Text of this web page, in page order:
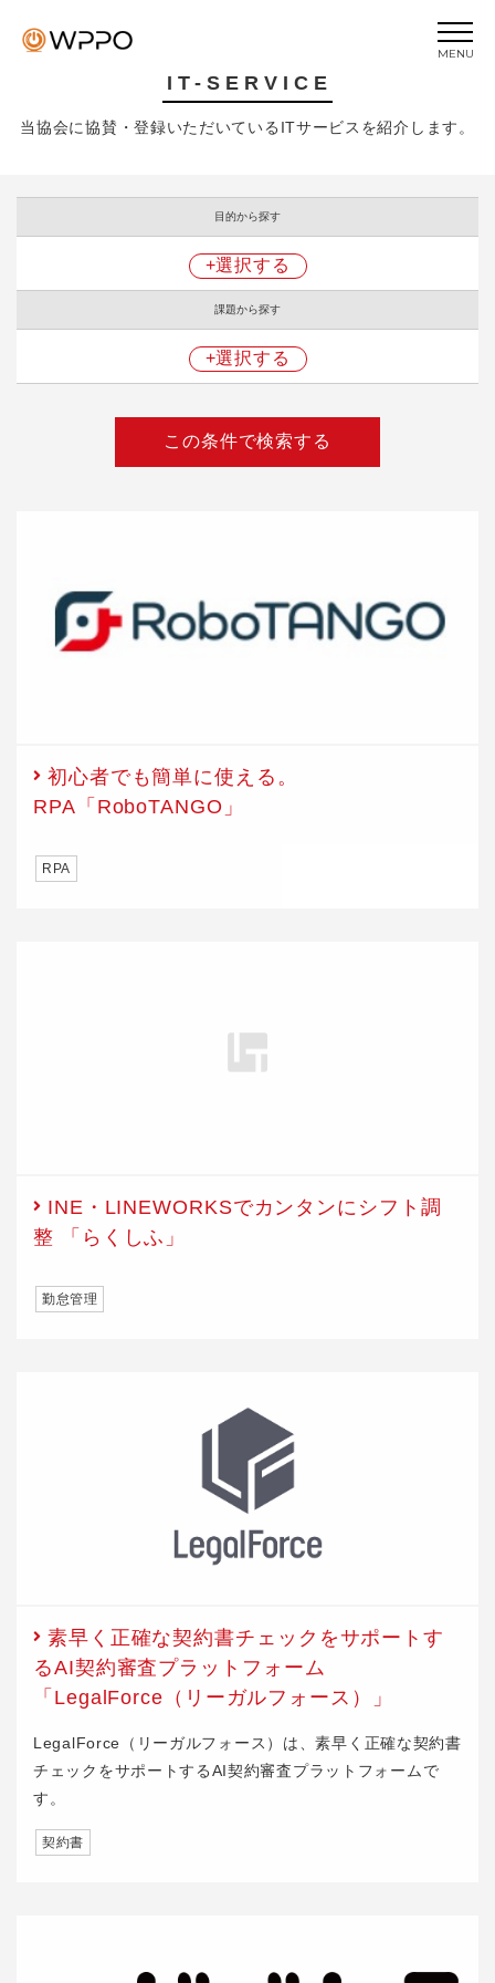
MENU
IT-SERVICE
当協会に協賛・登録いただいているITサービスを紹介します。
目的から探す
+選択する
課題から探す
+選択する
この条件で検索する
初心者でも簡単に使える。
RPA「RoboTANGO」
RPA
INE・LINEWORKSでカンタンにシフト調
整 「らくしふ」
勤怠管理
素早く正確な契約書チェックをサポートす
るAI契約審査プラットフォーム
「LegalForce（リーガルフォース）」
LegalForce（リーガルフォース）は、素早く正確な契約書
チェックをサポートするAI契約審査プラットフォームで
す。
契約書